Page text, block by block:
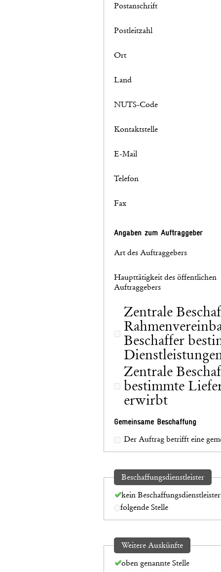
Postanschrift
Postleitzahl
Ort
Land
NUTS-Code
Kontaktstelle
E-Mail
Telefon
Fax
Angaben zum Auftraggeber
Art des Auftraggebers
Haupttätigkeit des öffentlichen
Auftraggebers
Zentrale
Beschaffer
Zentrale
bestimmte
erwirbt
Gemeinsame Beschaffung
Der Auftrag betrifft eine
Beschaffungsdienstleister
kein Beschaffungsdienstleister
folgende Stelle
Weitere Auskünfte
oben genannte Stelle